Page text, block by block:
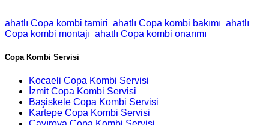
ahatlı Copa kombi tamiri ahatlı Copa kombi bakımı ahatlı
Copa kombi montajı ahatlı Copa kombi onarımı
Copa Kombi Servisi
Kocaeli Copa Kombi Servisi
İzmit Copa Kombi Servisi
Başiskele Copa Kombi Servisi
Kartepe Copa Kombi Servisi